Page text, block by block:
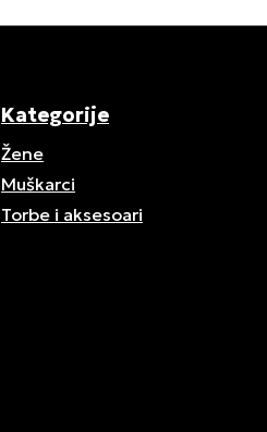
Kategorije
Žene
Muškarci
Torbe i aksesoari